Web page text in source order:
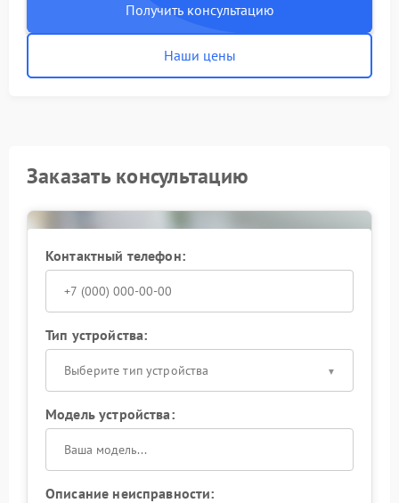
Получить консультацию
Наши цены
Заказать консультацию
Контактный телефон:
Тип устройства:
Выберите тип устройства
Модель устройства:
Описание неисправности: